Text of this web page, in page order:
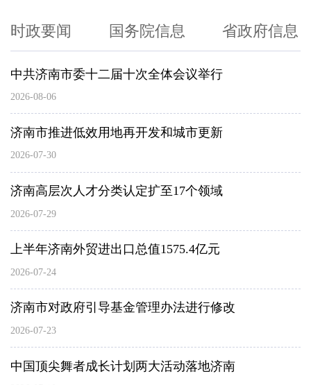
时政要闻 国务院信息 省政府信息
中共济南市委十二届十次全体会议举行
2026-08-06
济南市推进低效用地再开发和城市更新
2026-07-30
济南高层次人才分类认定扩至17个领域
2026-07-29
上半年济南外贸进出口总值1575.4亿元
2026-07-24
济南市对政府引导基金管理办法进行修改
2026-07-23
中国顶尖舞者成长计划两大活动落地济南